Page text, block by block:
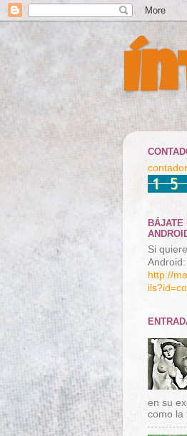
BÁJATE
Si
Android:
http://
en su
como la